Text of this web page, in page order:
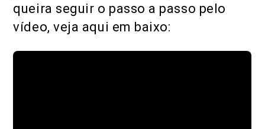
queira seguir o passo a passo pelo
vídeo, veja aqui em baixo: